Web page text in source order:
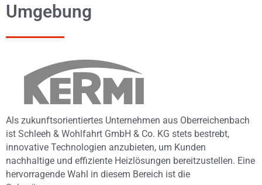
Umgebung
Als zukunftsorientiertes Unternehmen aus Oberreichenbach
ist Schleeh & Wohlfahrt GmbH & Co. KG stets bestrebt,
innovative Technologien anzubieten, um Kunden
nachhaltige und effiziente Heizlösungen bereitzustellen. Eine
hervorragende Wahl in diesem Bereich ist die